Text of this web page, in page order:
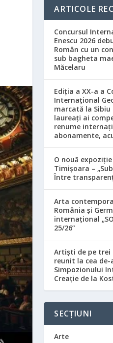
ARTICOLE
Concursul
Enescu 2026
Român cu un
sub bagheta
Măcelaru
Ediția a XX-a a
Internațional
marcată la
laureați ai
renume
abonamente,
O nouă
Timișoara –
Între
Arta
România și
internațional
25/26”
Artiști de pe trei
reunit la cea de-
Simpozionului
Creație de la
SECȚIUNI
Arte